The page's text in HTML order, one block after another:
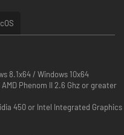
Grande Profeta extra.
di Basilio
e pesante di infliggere il
che seguono la stessa
esclusiva Tagma con la
Divino.
esclusive.
ma ha un raggio più ampio e
contro le unità.
alle unità terrestri
o alla Forza
8.1x64 / Windows 10x64
Phenom II 2.6 Ghz or greater
450 or Intel Integrated Graphics